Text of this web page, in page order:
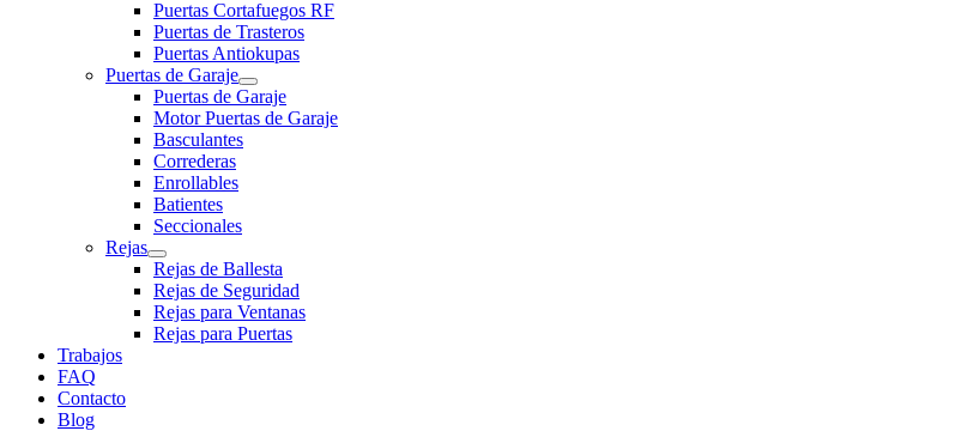
Puertas Cortafuegos RF
Puertas de Trasteros
Puertas Antiokupas
Puertas de Garaje
Puertas de Garaje
Motor Puertas de Garaje
Basculantes
Correderas
Enrollables
Batientes
Seccionales
Rejas
Rejas de Ballesta
Rejas de Seguridad
Rejas para Ventanas
Rejas para Puertas
Trabajos
FAQ
Contacto
Blog